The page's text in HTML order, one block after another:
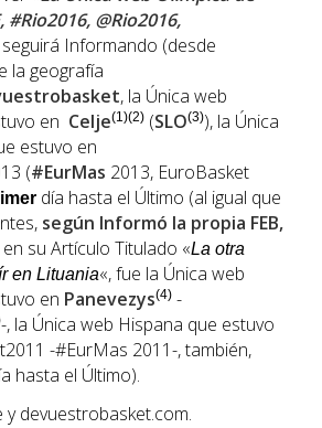
#Rio2016, @Rio2016,
seguirá Informando (desde
la geografía
, la Única web
en Celje(1)(2) (SLO(3)), la Única
estuvo en
(#EurMas 2013, EuroBasket
día hasta el Último (al igual que
según Informó la propia FEB,
en su Artículo Titulado «La otra
en Lituania«, fue la Única web
en Panevezys(4) -
-, la Única web Hispana que estuvo
-#EurMas 2011-, también,
hasta el Último).
y devuestrobasket.com.